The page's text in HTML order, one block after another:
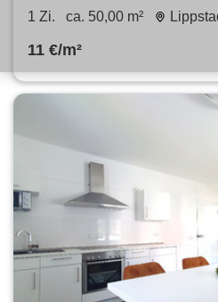
SalinenparcINN in Bad
1 Zi. ca. 50,00 m²
11 €/m²